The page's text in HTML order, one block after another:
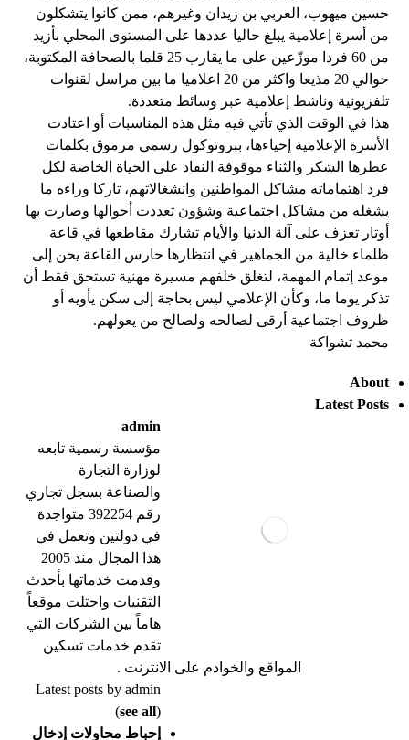
حسين ميهوب، العربي بن زيدان وغيرهم، ممن كانوا يتشكلون
من أسرة إعلامية يبلغ حاليا عددها على المستوى المحلي بأزيد
من 60 فردا موزّعين على ما يقارب 25 قلما بالصحافة المكتوبة،
حوالي 20 مذيعا واكثر من 20 اعلاميا ما بين مراسل لقنوات
تلفزيونية وناشط إعلامية عبر وسائط متعددة.
هذا في الوقت الذي تأتي فيه مثل هذه المناسبات أو اعتادت
الأسرة الإعلامية إحياءها، ببروتوكول رسمي مرموق بكلمات
عطرها الشكر والثناء موقوفة النفاذ على الحياة الخاصة لكل
فرد اهتماماته مشاكل المواطنين وانشغالاتهم، تاركا وراءه ما
يشغله من مشاكل اجتماعية وشؤون تعددت أحوالها وصارت بها
أوتار تعزف على آلة الدنيا والأيام تشارك مقاطعها في قاعة
ظلماء خالية من الجماهير في انتظارها حارس القاعة يحن إلى
موعد إتمام المهمة، لتغلق خلفهم مسيرة مهنية تستحق فقط أن
تذكر يوما ما، وكأن الإعلامي ليس بحاجة إلى سكن يأويه أو
ظروف اجتماعية أرقى لصالحه ولصالح من يعولهم.
محمد تشواكة
About
Latest Posts
admin
مؤسسة رسمية تابعه
لوزارة التجارة
والصناعة بسجل تجاري
رقم 392254 متواجدة
في دولتين وتعمل في
هذا المجال منذ 2005
وقدمت خدماتها بأحدث
التقنيات واحتلت موقعاً
هاماً بين الشركات التي
تقدم خدمات تسكين
المواقع والخوادم على الانترنت .
Latest posts by admin
(see all)
إحباط محاولات إدخال